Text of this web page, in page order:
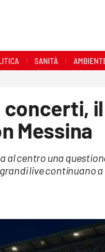
SANITÀ
concerti,
Messina
al centro una
live continuano